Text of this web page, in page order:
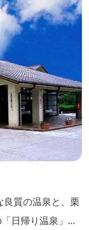
接しているため、
良質の温泉と、栗
日帰り温泉」施